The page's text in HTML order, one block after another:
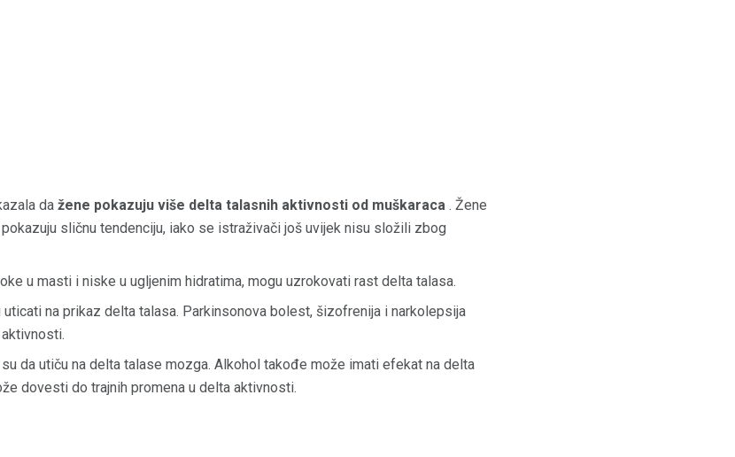
da žene pokazuju više delta talasnih aktivnosti od muškaraca . Žene
sličnu tendenciju, iako se istraživači još uvijek nisu složili zbog
u masti i niske u ugljenim hidratima, mogu uzrokovati rast delta talasa.
na prikaz delta talasa. Parkinsonova bolest, šizofrenija i narkolepsija
da utiču na delta talase mozga. Alkohol takođe može imati efekat na delta
dovesti do trajnih promena u delta aktivnosti.